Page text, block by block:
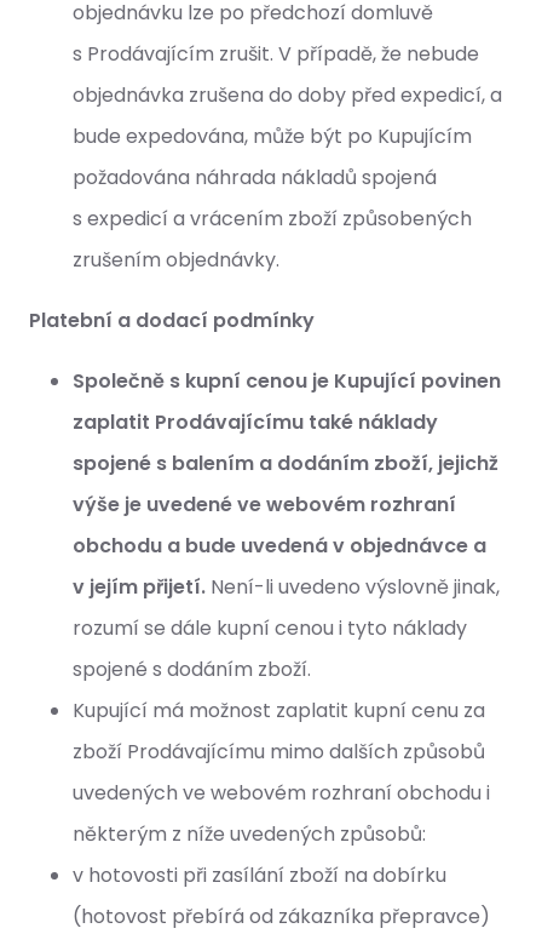
objednávku lze po předchozí domluvě
s Prodávajícím zrušit. V případě, že nebude
objednávka zrušena do doby před expedicí, a
bude expedována, může být po Kupujícím
požadována náhrada nákladů spojená
s expedicí a vrácením zboží způsobených
zrušením objednávky.
Platební a dodací podmínky
Společně s kupní cenou je Kupující povinen
zaplatit Prodávajícímu také náklady
spojené s balením a dodáním zboží, jejichž
výše je uvedené ve webovém rozhraní
obchodu a bude uvedená v objednávce a
v jejím přijetí. Není-li uvedeno výslovně jinak,
rozumí se dále kupní cenou i tyto náklady
spojené s dodáním zboží.
Kupující má možnost zaplatit kupní cenu za
zboží Prodávajícímu mimo dalších způsobů
uvedených ve webovém rozhraní obchodu i
některým z níže uvedených způsobů:
v hotovosti při zasílání zboží na dobírku
(hotovost přebírá od zákazníka přepravce)